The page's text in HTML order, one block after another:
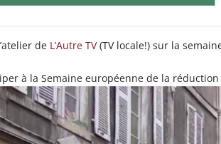
de L’Autre TV(TV locale!) sur la
à la Semaine européenne de la